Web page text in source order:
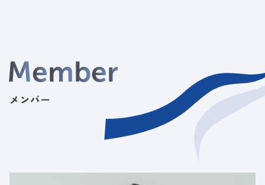
Member
メンバー